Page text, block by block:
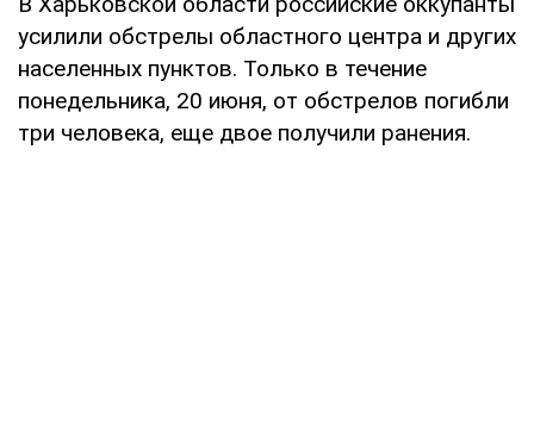
усилили обстрелы областного центра и других
населенных пунктов. Только в течение
понедельника, 20 июня, от обстрелов погибли
три человека, еще двое получили ранения.